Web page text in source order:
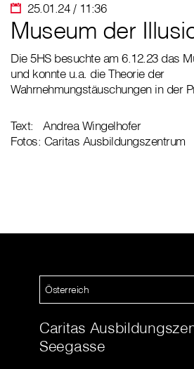
25.01.24 / 11:36
Museum der
Die 5HS besuchte am 6.12.23 das
und konnte u.a. die Theorie der
Wahrnehmungstäuschungen in der
Text: Andrea Wingelhofer
Fotos: Caritas Ausbildungszentrum
Österreich
Caritas
Seegasse